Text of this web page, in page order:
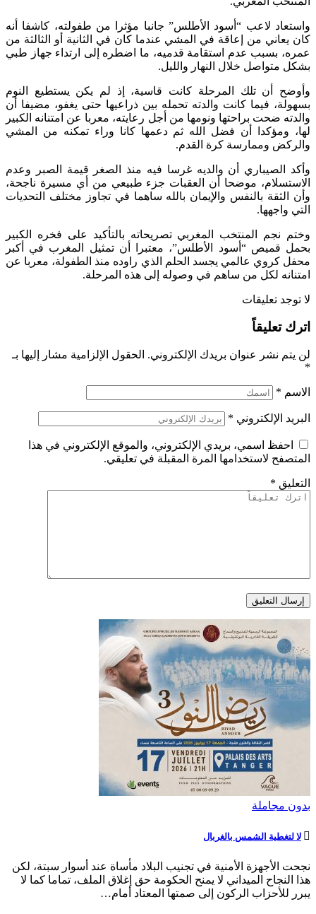
واستعاد لاعب “أسود الأطلس” جانبا مؤثرا من طفولته، كاشفا أنه
كان يعاني من إعاقة في المشي عندما كان في الثانية أو الثالثة من
عمره، بسبب عدم استقامة قدميه، ما اضطره إلى ارتداء جهاز طبي
بشكل متواصل خلال النهار والليل.
وأوضح أن تلك المرحلة كانت قاسية، إذ لم يكن يستطيع النوم
بسهولة، فيما كانت والدته تحمله بين ذراعيها حتى يغفو، مضيفا أن
والدته ضحت براحتها ونومها من أجل رعايته، معربا عن امتنانه الكبير
لها، ومؤكدا أن فضل الله ثم دعمها كانا وراء تمكنه من المشي
والركض وممارسة كرة القدم.
وأكد الصيباري أن والديه غرسا فيه منذ الصغر قيمة الصبر وعدم
الاستسلام، موضحا أن العقبات جزء طبيعي من أي مسيرة ناجحة،
وأن الثقة بالنفس والإيمان بالله ساهما في تجاوز مختلف التحديات
التي واجهها.
وختم نجم المنتخب المغربي تصريحاته بالتأكيد على فخره الكبير
بحمل قميص “أسود الأطلس”، معتبرا أن تمثيل المغرب في أكبر
محفل كروي عالمي يجسد الحلم الذي راوده منذ الطفولة، معربا عن
امتنانه لكل من ساهم في وصوله إلى هذه المرحلة.
لا توجد تعليقات
اترك تعليقاً
لن يتم نشر عنوان بريدك الإلكتروني. الحقول الإلزامية مشار إليها بـ
*
الاسم *
البريد الإلكتروني *
احفظ اسمي، بريدي الإلكتروني، والموقع الإلكتروني في هذا
المتصفح لاستخدامها المرة المقبلة في تعليقي.
التعليق *
بدون مجاملة
لا لتغطية الشمس بالغربال
نجحت الأجهزة الأمنية في تجنيب البلاد مأساة عند أسوار سبتة، لكن
هذا النجاح الميداني لا يمنح الحكومة حق إغلاق الملف، تماما كما لا
يبرر للأحزاب الركون إلى صمتها المعتاد أمام…